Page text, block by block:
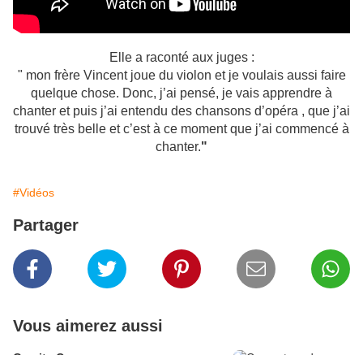
Elle a raconté aux juges :
" mon frère Vincent joue du violon et je voulais aussi faire
quelque chose. Donc, j’ai pensé, je vais apprendre à
chanter et puis j’ai entendu des chansons d’opéra , que j’ai
trouvé très belle et c’est à ce moment que j’ai commencé à
chanter."
#Vidéos
Partager
Vous aimerez aussi